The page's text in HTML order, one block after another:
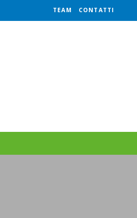
TEAM CONTATTI